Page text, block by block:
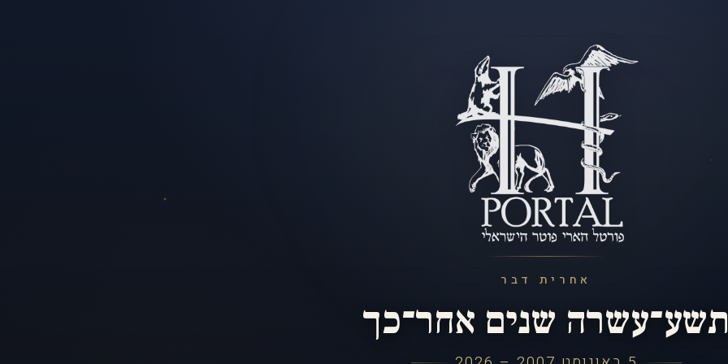
אחרית דבר
שנים אחר־כך